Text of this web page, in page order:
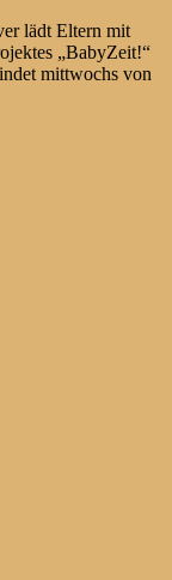
lädt Eltern mit
„BabyZeit!“
mittwochs von